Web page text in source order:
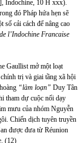
Indochine, 10 H xxx).
đó Pháp hứa hẹn sẽ
cải cách để nâng cao
l’Indochine Francaise
Gaullist mở một loạt
trị và giai tầng xã hội
“làm loạn” Duy Tân
tham dự cuộc nổi dạy
mưu của nhóm Nguyễn
Chiến dịch tuyên truyền
được đưa từ Réunion
(12)